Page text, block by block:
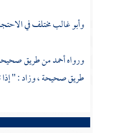
وأبو غالبمختلف في
ورواهأحمدمن طريق صحيحة
طريق صحيحة ، وزاد : " إذا